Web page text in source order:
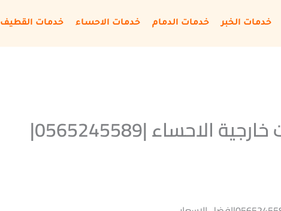
خدمات الخبر خدمات الدمام خدمات الاحساء خدمات القطيف
افضل شركة دهانات خارجية الاحساء |0565245589|